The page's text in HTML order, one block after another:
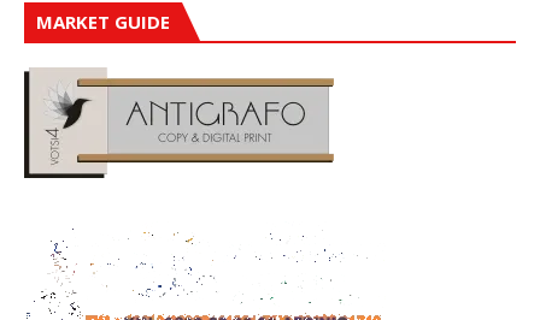
MARKET GUIDE